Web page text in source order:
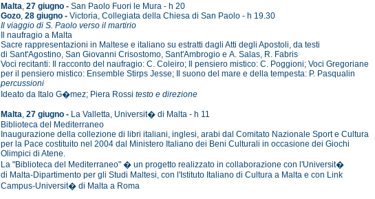
Malta, 27 giugno - San Paolo Fuori le Mura - h 20
Gozo, 28 giugno - Victoria, Collegiata della Chiesa di San Paolo - h 19.30
Il viaggio di S. Paolo verso il martirio
Il naufragio a Malta
Sacre rappresentazioni in Maltese e italiano su estratti dagli Atti degli Apostoli, da testi
di Sant'Agostino, San Giovanni Crisostomo, Sant'Ambrogio e A. Salas, R. Fabris
Voci recitanti: Il racconto del naufragio: C. Coleiro; Il pensiero mistico: C. Poggioni; Voci Gregoriane
per il pensiero mistico: Ensemble Stirps Jesse; Il suono del mare e della tempesta: P. Pasqualin
percussioni
Ideato da Italo G�mez; Piera Rossi testo e direzione
Malta, 27 giugno - La Valletta, Universit� di Malta - h 11
Biblioteca del Mediterraneo
Inaugurazione della collezione di libri italiani, inglesi, arabi dal Comitato Nazionale Sport e Cultura
per la Pace costituito nel 2004 dal Ministero Italiano dei Beni Culturali in occasione dei Giochi
Olimpici di Atene.
La "Biblioteca del Mediterraneo" � un progetto realizzato in collaborazione con l'Universit�
di Malta-Dipartimento per gli Studi Maltesi, con l'Istituto Italiano di Cultura a Malta e con Link
Campus-Universit� di Malta a Roma